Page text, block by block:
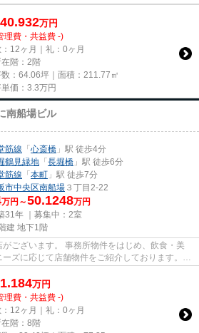
万円
理費・共益費 -)
：12ヶ月｜礼：0ヶ月
在階：2階
：64.06坪｜面積：211.77㎡
価： 3.3万円
南船場ビル
筋線 「心斎橋 」駅 徒歩4分
鶴見緑地 「長堀橋 」駅 徒歩6分
筋線 「本町 」駅 徒歩7分
市中央区南船場 ３丁目2-22
万円～50.1248万円
31年 ｜募集中： 2室
建 地下1階
ございます。 事務所物件をはじめ、飲食・美
ズに応じて店舗物件をご紹介しております。
...
万円
理費・共益費 -)
：12ヶ月｜礼：0ヶ月
在階：8階